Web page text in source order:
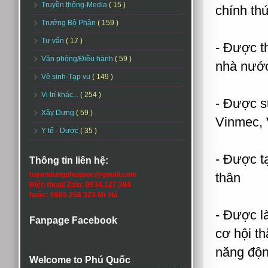
Truyền thông-Media ( 15 )
Trưởng Bộ Phận ( 159 )
Tư vấn ( 17 )
Văn phòng/Điều hành ( 59 )
Vệ sinh-Tạp vụ ( 149 )
Vị trí khác... ( 254 )
Xây Dựng ( 59 )
Y tế - Dược ( 35 )
Thông tin liên hệ:
tuyendungphuquoc@gmail.com
Điện thoại/ Zalo: 0934.127.384
hoặc: 0985 258 323 Mr Hà
Fanpage Facebook
Welcome to Phú Quốc
chính
- Được
nhà
- Được
Vinmec,
- Được
thân
- Được
cơ hội
năng